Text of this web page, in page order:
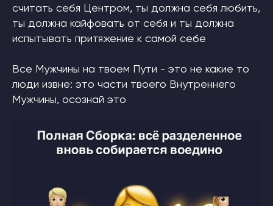
считать себя Центром, ты должна себя любить,
ты должна кайфовать от себя и ты должна
испытывать притяжение к самой себе
Все Мужчины на твоем Пути - это не какие то
люди извне: это части твоего Внутреннего
Мужчины, осознай это